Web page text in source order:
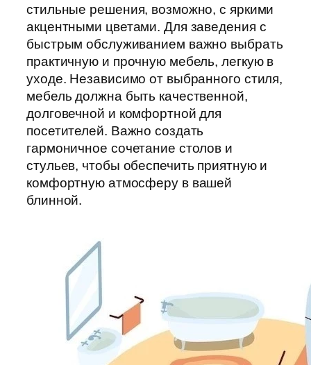
стильные решения, возможно, с яркими
акцентными цветами. Для заведения с
быстрым обслуживанием важно выбрать
практичную и прочную мебель, легкую в
уходе. Независимо от выбранного стиля,
мебель должна быть качественной,
долговечной и комфортной для
посетителей. Важно создать
гармоничное сочетание столов и
стульев, чтобы обеспечить приятную и
комфортную атмосферу в вашей
блинной.